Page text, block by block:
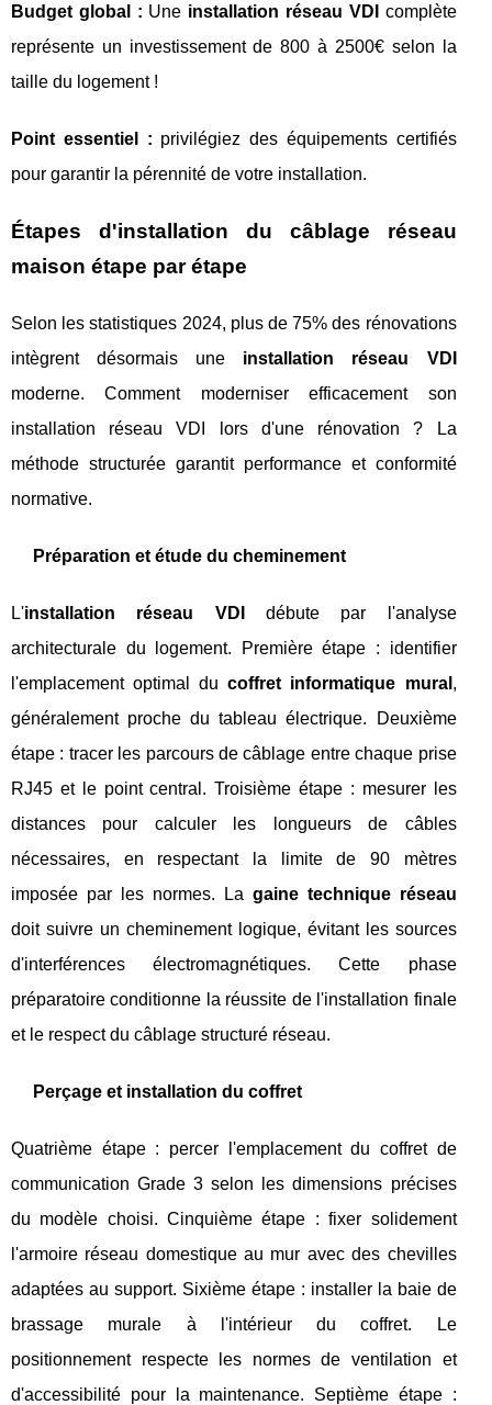
Budget global : Une installation réseau VDI
complète
représente un investissement de 800 à 2500€ selon la
taille du logement !
Point essentiel : privilégiez des équipements certifiés
pour garantir la pérennité de votre installation.
Étapes d'installation du câblage réseau
maison étape par étape
Selon les statistiques 2024, plus de 75% des rénovations
intègrent désormais une installation réseau VDI
moderne. Comment moderniser efficacement son
installation réseau VDI lors d'une rénovation ? La
méthode structurée garantit performance et conformité
normative.
Préparation et étude du cheminement
L'installation réseau VDI
débute par l'analyse
architecturale du logement. Première étape : identifier
l'emplacement optimal ducoffret informatique mural ,
généralement proche du tableau électrique. Deuxième
étape : tracer les parcours de câblage entre chaque prise
RJ45 et le point central. Troisième étape : mesurer les
distances pour calculer les longueurs de câbles
nécessaires, en respectant la limite de 90 mètres
imposée par les normes. La gaine technique réseau
doit suivre un cheminement logique, évitant les sources
d'interférences électromagnétiques. Cette phase
préparatoire conditionne la réussite de l'installation finale
et le respect du câblage structuré réseau.
Perçage et installation du coffret
Quatrième étape : percer l'emplacement du coffret de
communication Grade 3 selon les dimensions précises
du modèle choisi. Cinquième étape : fixer solidement
l'armoire réseau domestique au mur avec des chevilles
adaptées au support. Sixième étape : installer la baie de
brassage murale à l'intérieur du coffret. Le
positionnement respecte les normes de ventilation et
d'accessibilité pour la maintenance. Septième étape :